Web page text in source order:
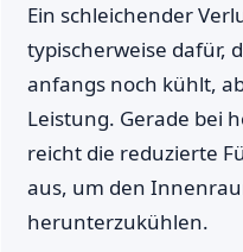
Ein schleichender
typischerweise dafür,
anfangs noch kühlt,
Leistung. Gerade bei
reicht die reduzierte
aus, um den
herunterzukühlen.